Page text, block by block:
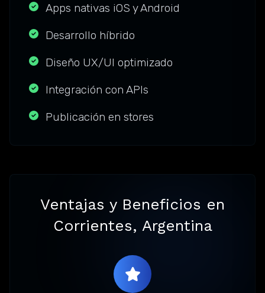
Apps nativas iOS y Android
Desarrollo híbrido
Diseño UX/UI optimizado
Integración con APIs
Publicación en stores
Ventajas y Beneficios en
Corrientes, Argentina